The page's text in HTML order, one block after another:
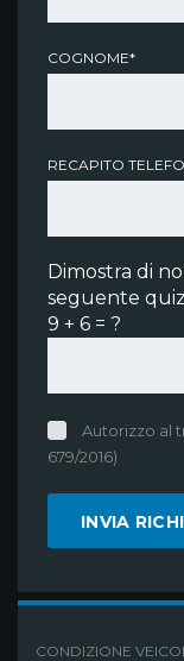
COGNOME*
RECAPITO
Dimostra di
seguente
9 + 6 = ?
Autorizzo al
679/2016)
CONDIZIONE